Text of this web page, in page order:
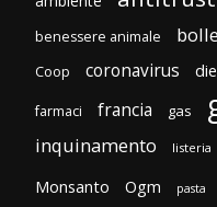
benessere animale
Coop coronavirus
farmaci francia gas
inquinamento listeria
Monsanto Ogm pasta